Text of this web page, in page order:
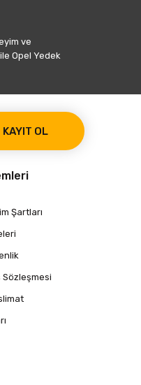
ve
Opel Yedek
KAYIT OL
Şartları
Sözleşmesi